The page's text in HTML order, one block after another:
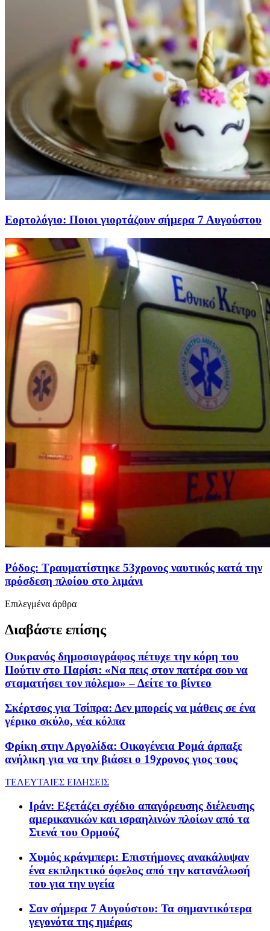
Εορτολόγιο: Ποιοι γιορτάζουν σήμερα 7 Αυγούστου
Ρόδος: Τραυματίστηκε 53χρονος ναυτικός κατά την
πρόσδεση πλοίου στο λιμάνι
Επιλεγμένα άρθρα
Διαβάστε επίσης
Ουκρανός δημοσιογράφος πέτυχε την κόρη του
Πούτιν στο Παρίσι: «Να πεις στον πατέρα σου να
σταματήσει τον πόλεμο» – Δείτε το βίντεο
Σκέρτσος για Τσίπρα: Δεν μπορείς να μάθεις σε ένα
γέρικο σκύλο, νέα κόλπα
Φρίκη στην Αργολίδα: Οικογένεια Ρομά άρπαξε
ανήλικη για να την βιάσει ο 19χρονος γιος τους
ΤΕΛΕΥΤΑΙΕΣ ΕΙΔΗΣΕΙΣ
Ιράν: Εξετάζει σχέδιο απαγόρευσης διέλευσης
αμερικανικών και ισραηλινών πλοίων από τα
Στενά του Ορμούζ
Χυμός κράνμπερι: Επιστήμονες ανακάλυψαν
ένα εκπληκτικό όφελος από την κατανάλωσή
του για την υγεία
Σαν σήμερα 7 Αυγούστου: Τα σημαντικότερα
γεγονότα της ημέρας